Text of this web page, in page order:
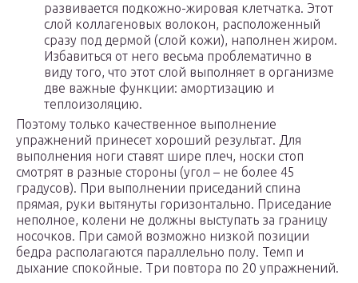
развивается подкожно-жировая клетчатка. Этот
слой коллагеновых волокон, расположенный
сразу под дермой (слой кожи), наполнен жиром.
Избавиться от него весьма проблематично в
виду того, что этот слой выполняет в организме
две важные функции: амортизацию и
теплоизоляцию.
Поэтому только качественное выполнение
упражнений принесет хороший результат. Для
выполнения ноги ставят шире плеч, носки стоп
смотрят в разные стороны (угол – не более 45
градусов). При выполнении приседаний спина
прямая, руки вытянуты горизонтально. Приседание
неполное, колени не должны выступать за границу
носочков. При самой возможно низкой позиции
бедра располагаются параллельно полу. Темп и
дыхание спокойные. Три повтора по 20 упражнений.